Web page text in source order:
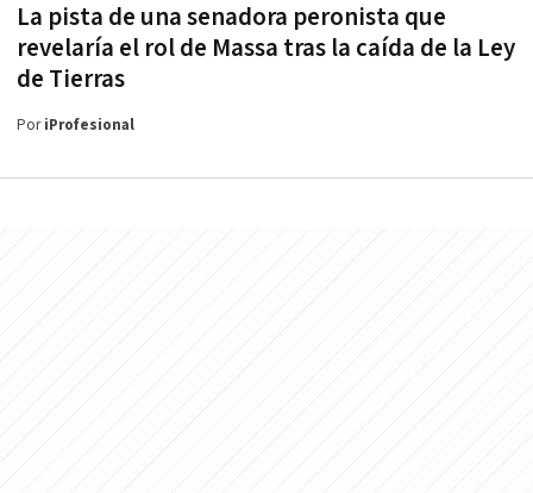
La pista de una senadora peronista que
revelaría el rol de Massa tras la caída de la Ley
de Tierras
PoriProfesional